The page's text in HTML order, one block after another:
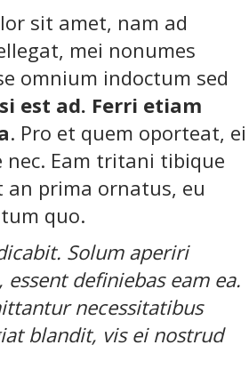
sit amet, nam ad
mei nonumes
omnium indoctum sed
est ad. Ferri etiam
. Pro et quem oporteat, ei
nec. Eam tritani tibique
an prima ornatus, eu
quo.
Solum aperiri
definiebas eam ea.
necessitatibus
blandit, vis ei nostrud